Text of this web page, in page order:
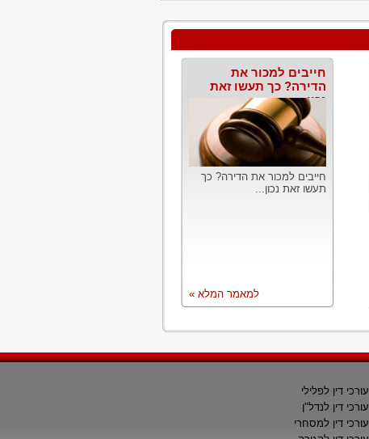
חייבים למכור את
הדירה? כך תעשו זאת
נכון
חייבים למכור את הדירה? כך
תעשו זאת נכון...
למאמר המלא »
עורכי דין לפלילי
עורכי דין לנדל"ן
עורכי דין למסחרי